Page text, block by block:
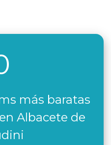
más baratas
Albacete de